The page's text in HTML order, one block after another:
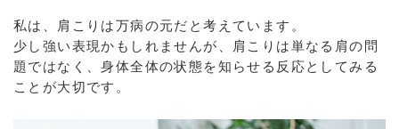
私は、肩こりは万病の元だと考えています。
少し強い表現かもしれませんが、肩こりは単なる肩の問
題ではなく、身体全体の状態を知らせる反応としてみる
ことが大切です。